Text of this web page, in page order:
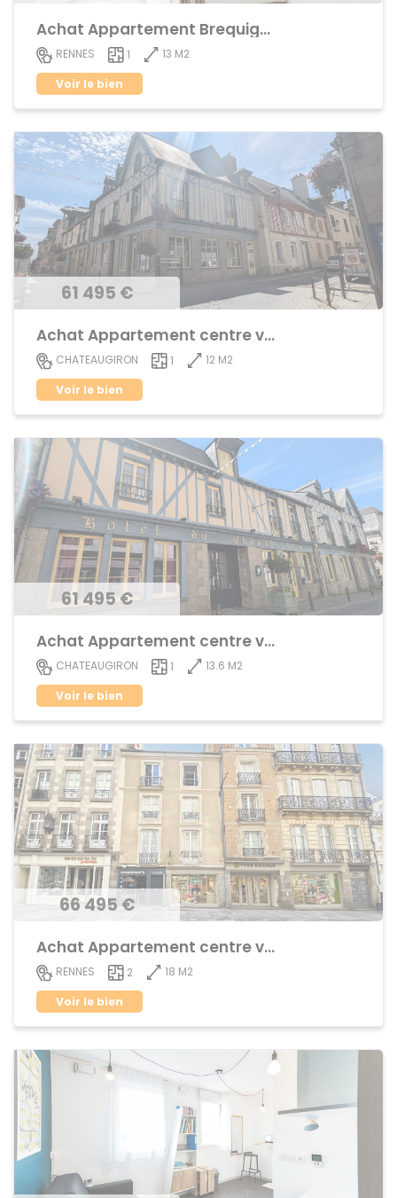
Achat Appartement Brequigny
RENNES 1
13 M2
Voir le bien
61 495 €
Achat Appartement centre ville
CHATEAUGIRON 1
12 M2
Voir le bien
61 495 €
Achat Appartement centre ville
CHATEAUGIRON 1
13.6 M2
Voir le bien
66 495 €
Achat Appartement centre ville
RENNES 2
18 M2
Voir le bien